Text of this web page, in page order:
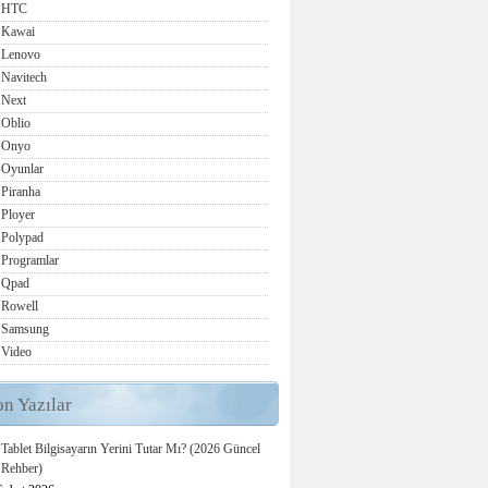
HTC
Kawai
Lenovo
Navitech
Next
Oblio
Onyo
Oyunlar
Piranha
Ployer
Polypad
Programlar
Qpad
Rowell
Samsung
Video
Yazılar
Tablet Bilgisayarın Yerini Tutar Mı? (2026 Güncel
Rehber)